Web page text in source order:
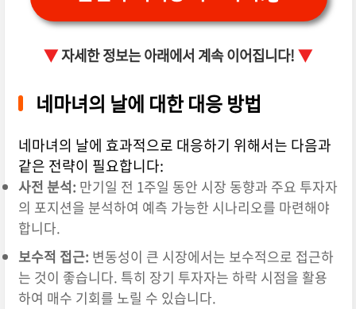
▼자세한 정보는 아래에서 계속 이어집니다! ▼
네마녀의 날에 대한 대응 방법
네마녀의 날에 효과적으로 대응하기 위해서는 다음과
같은 전략이 필요합니다:
사전 분석: 만기일 전 1주일 동안 시장 동향과 주요 투자자
의 포지션을 분석하여 예측 가능한 시나리오를 마련해야
합니다.
보수적 접근: 변동성이 큰 시장에서는 보수적으로 접근하
는 것이 좋습니다. 특히 장기 투자자는 하락 시점을 활용
하여 매수 기회를 노릴 수 있습니다.